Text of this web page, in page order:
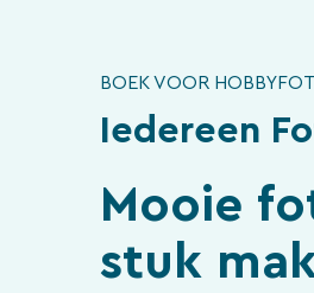
BOEK VOOR
Iedereen
Mooie
stuk